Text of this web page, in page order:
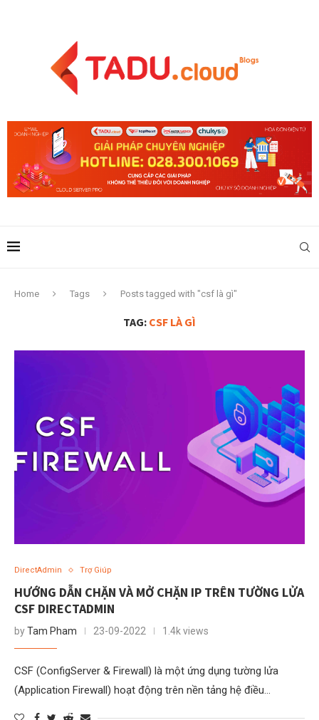
Home Tags Posts tagged with "csf là gì"
TAG: CSF LÀ GÌ
DirectAdmin Trợ Giúp
HƯỚNG DẪN CHẶN VÀ MỞ CHẶN IP TRÊN TƯỜNG LỬA
CSF DIRECTADMIN
byTam Pham 23-09-2022 1.4k views
CSF (ConfigServer & Firewall) là một ứng dụng tường lửa
(Application Firewall) hoạt động trên nền tảng hệ điều…